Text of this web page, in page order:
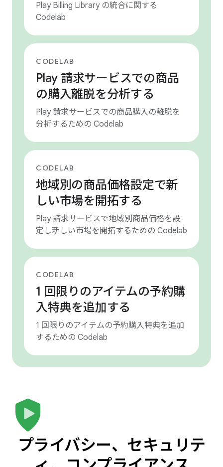
Play Billing Library の統合に関する
Codelab
CODELAB
Play 請求サービスでの商品
の購入離脱を分析する
Play 請求サービスでの商品購入の離脱を
分析するための Codelab
CODELAB
地域別の商品価格設定で新
しい市場を開拓する
Play 請求サービスで地域別商品価格を設
定し新しい市場を開拓するための Codelab
CODELAB
1 回限りのアイテムの予約購
入特典を追加する
1 回限りのアイテムの予約購入特典を追加
するための Codelab
プライバシー、セキュリテ